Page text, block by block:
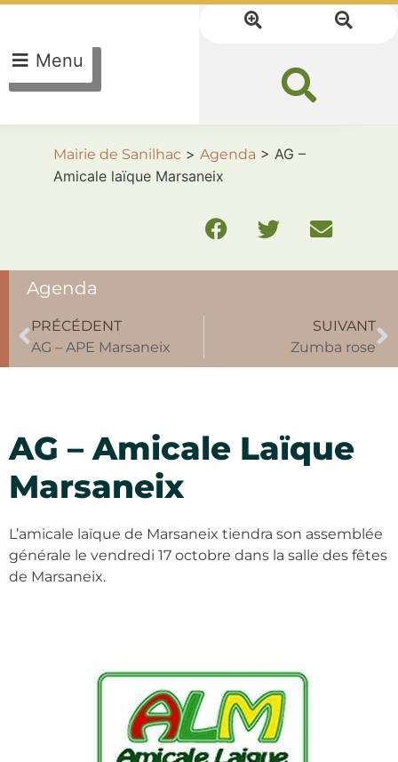
Menu
Mairie de Sanilhac > Agenda > AG –
Amicale laïque Marsaneix
Agenda
PRÉCÉDENT
AG – APE Marsaneix
SUIVANT
Zumba rose
AG – Amicale Laïque
Marsaneix
L’amicale laïque de Marsaneix tiendra son assemblée
générale le vendredi 17 octobre dans la salle des fêtes
de Marsaneix.